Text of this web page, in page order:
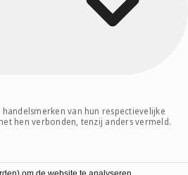
van hun respectievelijke
hen verbonden, tenzij anders vermeld.